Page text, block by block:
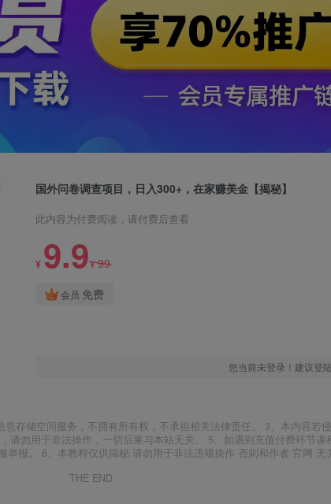
国外问卷调查项目，日入300+，在家赚美金【揭秘】
此内容为付费阅读，请付费后查看
¥ 9.9¥99
会员 免费
您当前未登录！建议登
存储空间服务，不拥有所有权，不承担相关法律责任。 3、本内容若
请勿用于非法操作，一切后果与本站无关。 5、如遇到充值付费环节
报。 6、本教程仅供揭秘 请勿用于非法违规操作 否则和作者 官网 无
THE END